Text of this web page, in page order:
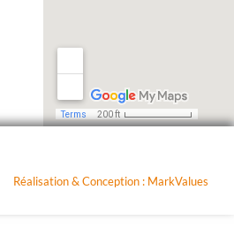
Réalisation & Conception : MarkValues